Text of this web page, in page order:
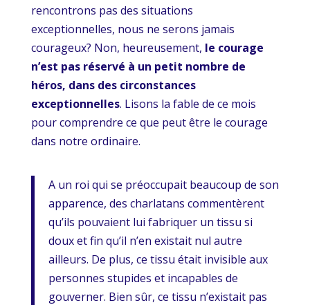
rencontrons pas des situations
exceptionnelles, nous ne serons jamais
courageux? Non, heureusement, le courage
n’est pas réservé à un petit nombre de
héros, dans des circonstances
exceptionnelles. Lisons la fable de ce mois
pour comprendre ce que peut être le courage
dans notre ordinaire.
A un roi qui se préoccupait beaucoup de son
apparence, des charlatans commentèrent
qu’ils pouvaient lui fabriquer un tissu si
doux et fin qu’il n’en existait nul autre
ailleurs. De plus, ce tissu était invisible aux
personnes stupides et incapables de
gouverner. Bien sûr, ce tissu n’existait pas